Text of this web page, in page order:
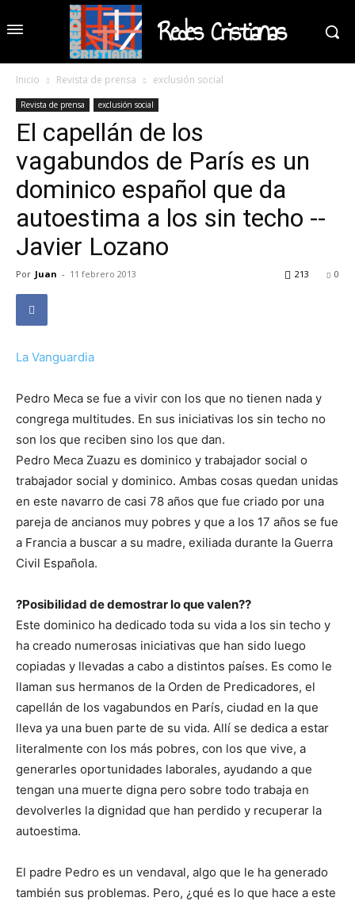
Redes Cristianas
Inicio Revista de prensa exclusión social
Revista de prensa exclusión social
El capellán de los
vagabundos de París es un
dominico español que da
autoestima a los sin techo --
Javier Lozano
Por Juan - 11 febrero 2013 0
213
La Vanguardia
Pedro Meca se fue a vivir con los que no tienen nada y
congrega multitudes. En sus iniciativas los sin techo no
son los que reciben sino los que dan.
Pedro Meca Zuazu es dominico y trabajador social o
trabajador social y dominico. Ambas cosas quedan unidas
en este navarro de casi 78 años que fue criado por una
pareja de ancianos muy pobres y que a los 17 años se fue
a Francia a buscar a su madre, exiliada durante la Guerra
Civil Española.
?Posibilidad de demostrar lo que valen??
Este dominico ha dedicado toda su vida a los sin techo y
ha creado numerosas iniciativas que han sido luego
copiadas y llevadas a cabo a distintos países. Es como le
llaman sus hermanos de la Orden de Predicadores, el
capellán de los vagabundos en París, ciudad en la que
lleva ya una buen parte de su vida. Allí se dedica a estar
literalmente con los más pobres, con los que vive, a
generarles oportunidades laborales, ayudando a que
tengan una muerte digna pero sobre todo trabaja en
devolverles la dignidad que han perdido y recuperar la
autoestima.
El padre Pedro es un vendaval, algo que le ha generado
también sus problemas. Pero, ¿qué es lo que hace a este